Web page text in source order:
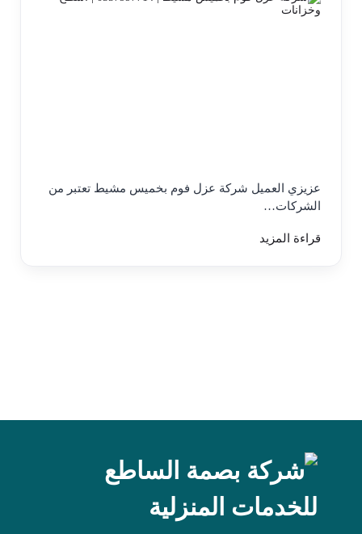
عزيزي العميل شركة عزل فوم بخميس مشيط تعتبر من
الشركات…
قراءة المزيد